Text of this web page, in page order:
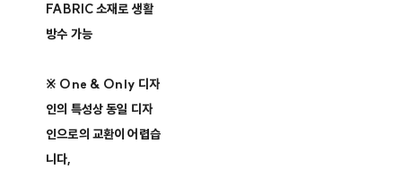
FABRIC 소재로 생활
방수 가능
※ One & Only 디자
인의 특성상 동일 디자
인으로의 교환이 어렵습
니다,